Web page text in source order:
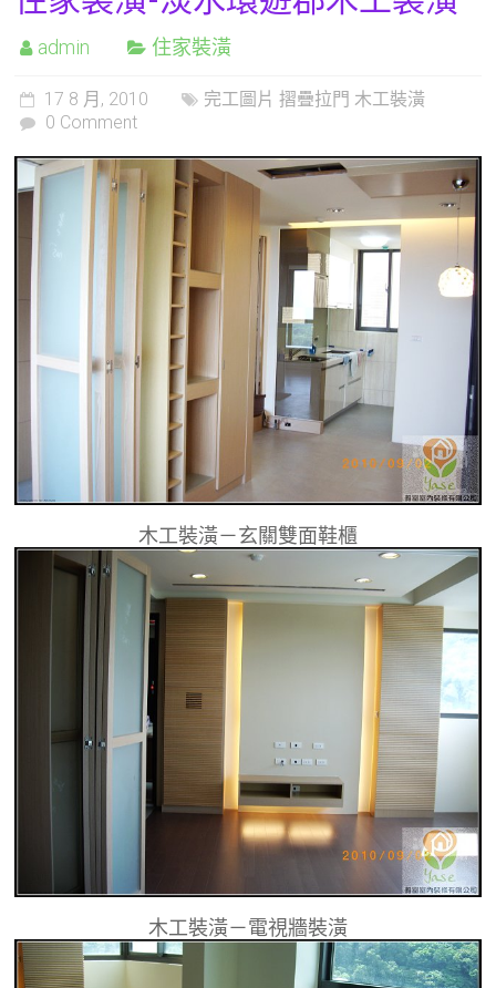
admin 住家裝潢
17 8 月, 2010
完工圖片 摺疊拉門 木工裝潢
0 Comment
木工裝潢－玄關雙面鞋櫃
木工裝潢－電視牆裝潢